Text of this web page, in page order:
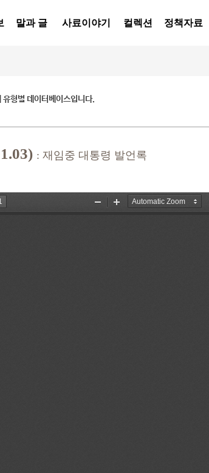
말과 글 사료이야기 컬렉션 정책자료
형별 데이터베이스입니다.
: 재임중 대통령 발언록